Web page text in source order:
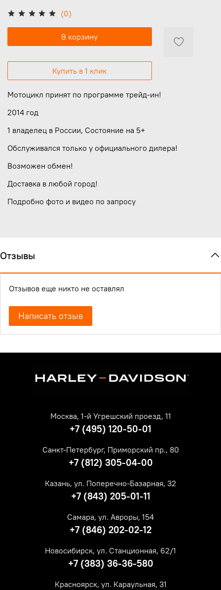
(0)
В корзину
Купить в 1 клик
Мотоцикл принят по программе трейд-ин!
2014 год
1 владелец в России, Состояние на 5+
Обслуживался только у официального дилера!
Возможен обмен!
Доставка в любой город!
Подробно фото и видео по запросу
Отзывы
Отзывов еще никто не оставлял
Написать отзыв
Москва, 1-й Угрешский проезд, 11
+7 (495) 120-50-01
Санкт-Петербург, Приморский пр., 80
+7 (812) 305-04-00
Казань, ул. Поперечно-Базарная, 32
+7 (843) 205-01-11
Самара, ул. Авроры, 154
+7 (846) 202-02-12
Новосибирск, ул. Станционная, 62/1
+7 (383) 36-36-580
Красноярск, ул. Караульная, 31